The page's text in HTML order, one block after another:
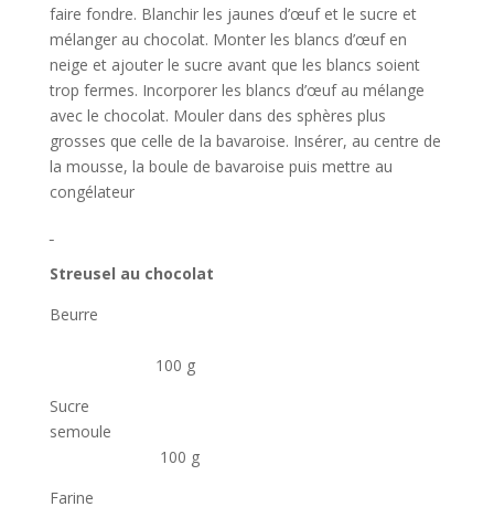
faire fondre. Blanchir les jaunes d’œuf et le sucre et
mélanger au chocolat. Monter les blancs d’œuf en
neige et ajouter le sucre avant que les blancs soient
trop fermes. Incorporer les blancs d’œuf au mélange
avec le chocolat. Mouler dans des sphères plus
grosses que celle de la bavaroise. Insérer, au centre de
la mousse, la boule de bavaroise puis mettre au
congélateur
Streusel au chocolat
Beurre
100 g
Sucre
semoule
100 g
Farine